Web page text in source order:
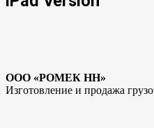
ООО «РОМЕК НН»
Изготовление и продажа